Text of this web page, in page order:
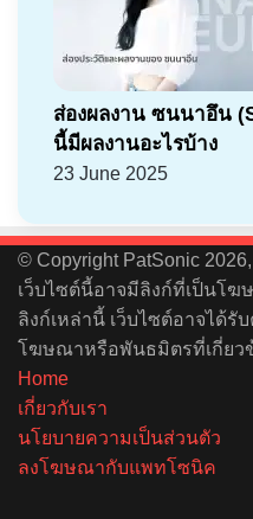
ส่องผลงาน ซนนาอึน
นี้มีผลงานอะไรบ้าง
23 June 2025
© Copyright PatSonic
เว็บไซต์นี้อาจมีลิงก์ที่เป็นโ
ลิงก์เหล่านี้ เว็บไซต์อาจได้
โฆษณาหรือพันธมิตรที่เกี่ยว
Home
เกี่ยวกับเรา
นโยบายความเป็นส่วนตัว
ลงโฆษณากับแพทโซนิค